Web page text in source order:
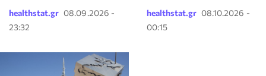
healthstat.gr 08.09.2026 -
23:32
healthstat.gr 08.10.2026 -
00:15